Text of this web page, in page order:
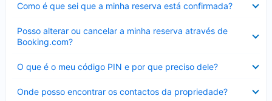
Como é que sei que a minha reserva está confirmada?
fechado
Posso alterar ou cancelar a minha reserva através de
Booking.com?
fechado
O que é o meu código PIN e por que preciso dele?
fechado
Onde posso encontrar os contactos da propriedade?
fechado